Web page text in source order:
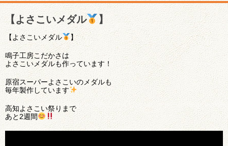
【よさこいメダル 】
【よさこいメダル 】
鳴子工房こだかさは
よさこいメダルも作っています！
原宿スーパーよさこいのメダルも
毎年製作しています
高知よさこい祭りまで
あと2週間